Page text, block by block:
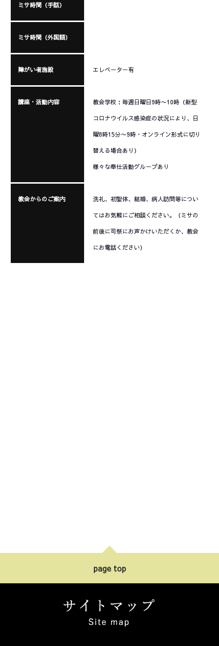
ミサ時間（手話）
ミサ時間（外国語）
障がい者施設 エレベーター有
講座・活動内容 教会学校：毎週日曜日9時〜10時（新型
コロナウイルス感染症の状況により、日
曜8時15分〜9時・オンライン形式に切り
替える場合あり）
様々な奉仕活動グループあり
教会からのご案内 洗礼、初聖体、結婚、病人訪問等につい
てはお気軽にご相談ください。（ミサの
前後に司祭にお声かけいただくか、教会
にお電話ください）
page top